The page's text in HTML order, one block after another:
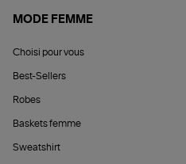
MODE FEMME
Choisi pour vous
Best-Sellers
Robes
Baskets femme
Sweatshirt